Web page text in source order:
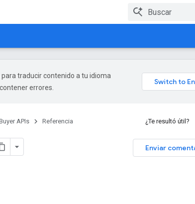
traducir contenido a tu idioma
errores.
APIs Referencia ¿Te resultó útil?
Enviar